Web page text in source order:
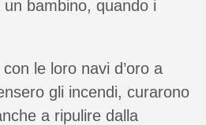
bambino, quando i
le loro navi d’oro a
gli incendi, curarono
a ripulire dalla